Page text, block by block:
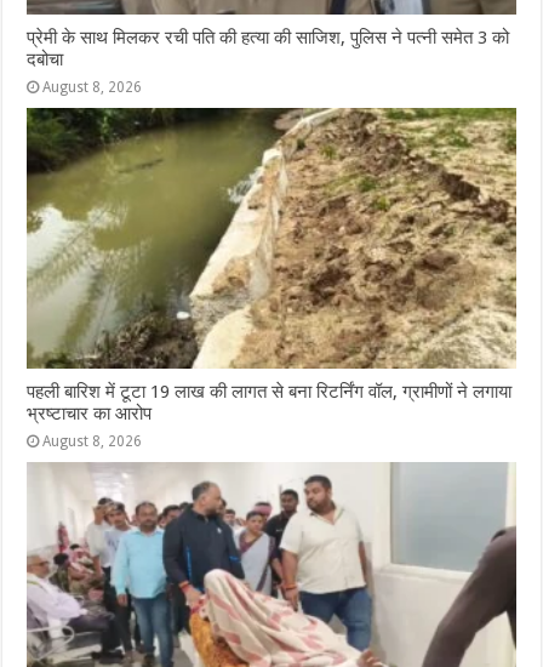
प्रेमी के साथ मिलकर रची पति की हत्या की साजिश, पुलिस ने पत्नी समेत 3 को
दबोचा
August 8, 2026
पहली बारिश में टूटा 19 लाख की लागत से बना रिटर्निंग वॉल, ग्रामीणों ने लगाया
भ्रष्टाचार का आरोप
August 8, 2026